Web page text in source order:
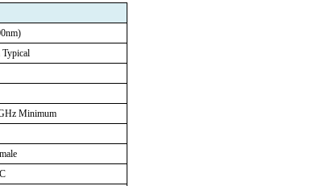
Minimum